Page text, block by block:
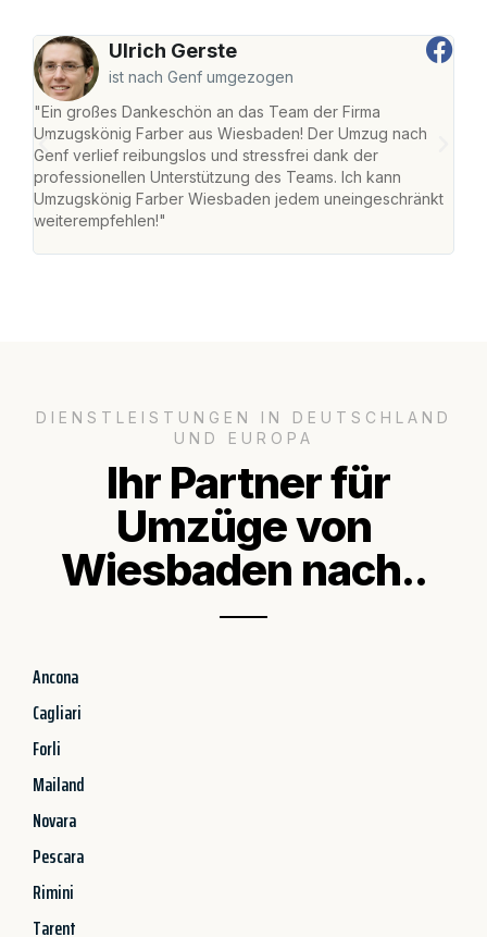
Ulrich Gerste
ist nach Genf umgezogen
"Ein großes Dankeschön an das Team der Firma
Umzugskönig Farber aus Wiesbaden! Der Umzug nach
Genf verlief reibungslos und stressfrei dank der
professionellen Unterstützung des Teams. Ich kann
Umzugskönig Farber Wiesbaden jedem uneingeschränkt
weiterempfehlen!"
DIENSTLEISTUNGEN IN DEUTSCHLAND
UND EUROPA
Ihr Partner für
Umzüge von
Wiesbaden nach..
Ancona
Cagliari
Forli
Mailand
Novara
Pescara
Rimini
Tarent